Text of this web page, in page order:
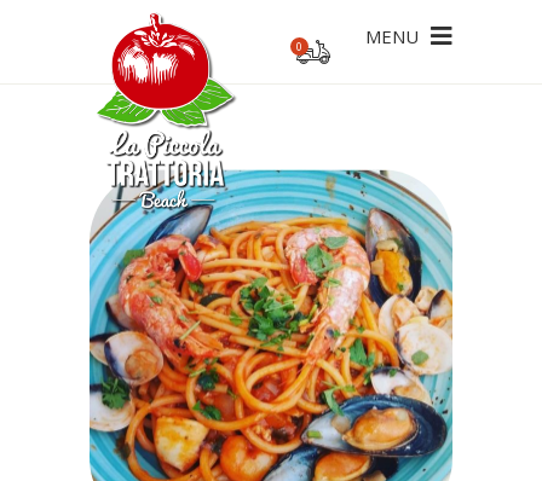
0
un pedido mínimo de 20€
MENU